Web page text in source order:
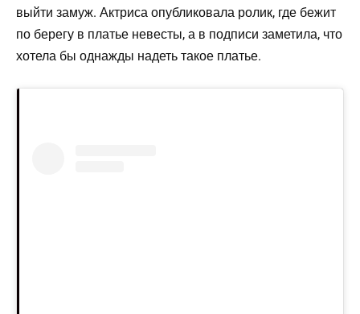
выйти замуж. Актриса опубликовала ролик, где бежит
по берегу в платье невесты, а в подписи заметила, что
хотела бы однажды надеть такое платье.